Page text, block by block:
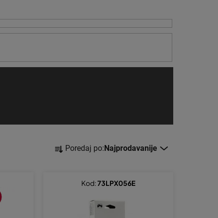
S
o Poredaj po:Najprodavanije
Kod:73LPX056E